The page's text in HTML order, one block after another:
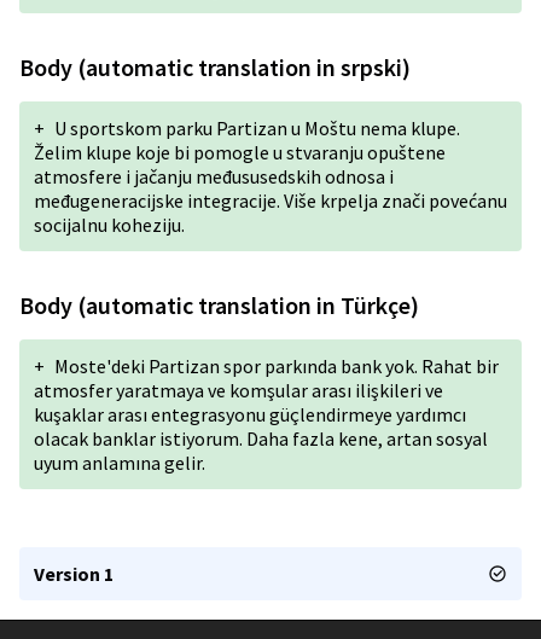
Body (automatic translation in srpski)
+ U sportskom parku Partizan u Moštu nema klupe.
Želim klupe koje bi pomogle u stvaranju opuštene
atmosfere i jačanju međususedskih odnosa i
međugeneracijske integracije. Više krpelja znači povećanu
socijalnu koheziju.
Body (automatic translation in Türkçe)
+ Moste'deki Partizan spor parkında bank yok. Rahat bir
atmosfer yaratmaya ve komşular arası ilişkileri ve
kuşaklar arası entegrasyonu güçlendirmeye yardımcı
olacak banklar istiyorum. Daha fazla kene, artan sosyal
uyum anlamına gelir.
Version 1